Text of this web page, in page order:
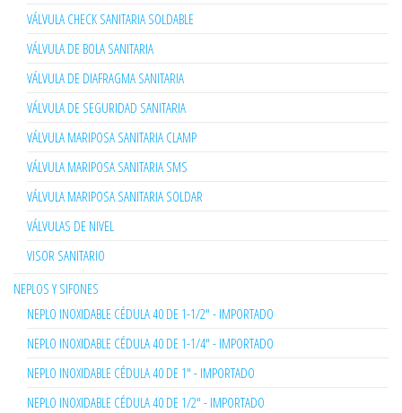
VÁLVULA CHECK SANITARIA SOLDABLE
VÁLVULA DE BOLA SANITARIA
VÁLVULA DE DIAFRAGMA SANITARIA
VÁLVULA DE SEGURIDAD SANITARIA
VÁLVULA MARIPOSA SANITARIA CLAMP
VÁLVULA MARIPOSA SANITARIA SMS
VÁLVULA MARIPOSA SANITARIA SOLDAR
VÁLVULAS DE NIVEL
VISOR SANITARIO
NEPLOS Y SIFONES
NEPLO INOXIDABLE CÉDULA 40 DE 1-1/2" - IMPORTADO
NEPLO INOXIDABLE CÉDULA 40 DE 1-1/4" - IMPORTADO
NEPLO INOXIDABLE CÉDULA 40 DE 1" - IMPORTADO
NEPLO INOXIDABLE CÉDULA 40 DE 1/2" - IMPORTADO